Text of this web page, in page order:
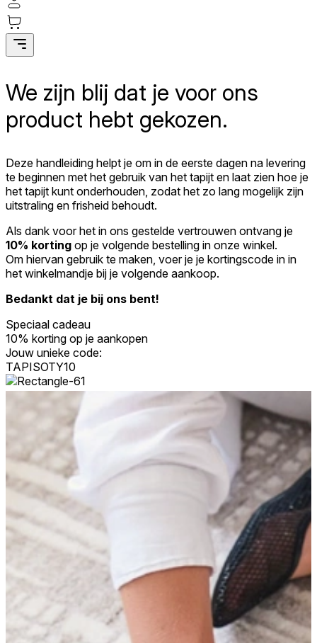
We zijn blij dat je voor ons
product hebt gekozen.
Deze handleiding helpt je om in de eerste dagen na levering
te beginnen met het gebruik van het tapijt en laat zien hoe je
het tapijt kunt onderhouden, zodat het zo lang mogelijk zijn
uitstraling en frisheid behoudt.
Als dank voor het in ons gestelde vertrouwen ontvang je
10% korting op je volgende bestelling in onze winkel.
Om hiervan gebruik te maken, voer je je kortingscode in in
het winkelmandje bij je volgende aankoop.
Bedankt dat je bij ons bent!
Speciaal cadeau
10% korting op je aankopen
Jouw unieke code:
TAPISOTY10
Statistische cookies helpen website-eigenaren te begrijpen hoe bezoekers
omgaan met websites door anoniem informatie te verzamelen en te
Marketing
Marketingcookies worden gebruikt om gebruikers over websites te volgen.
en externe adverteerders.
Niet-geclassificeerd
Niet-geclassificeerde cookies zijn cookies die in het proces van classificatie
zijn, samen met de aanbieders van de individuele cookies.
Weiger
Sla mijn voorkeuren op